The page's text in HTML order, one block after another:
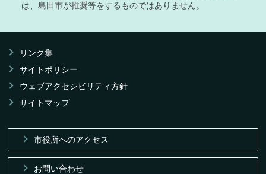
は、島田市が推奨等をするものではありません。
リンク集
サイトポリシー
ウェブアクセシビリティ方針
サイトマップ
市役所へのアクセス
お問い合わせ